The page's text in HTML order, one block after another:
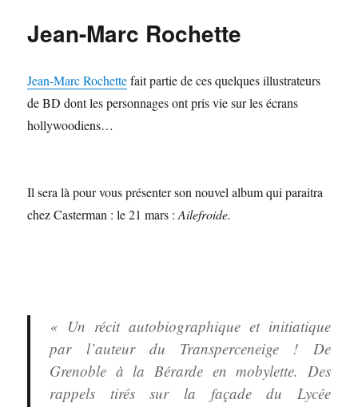
Jean-Marc Rochette
Jean-Marc Rochettefait partie de ces quelques illustrateurs
de BD dont les personnages ont pris vie sur les écrans
hollywoodiens…
Il sera là pour vous présenter son nouvel album qui paraitra
chez Casterman : le 21 mars :Ailefroide.
« Un récit autobiographique et initiatique
par l’auteur du Transperceneige ! De
Grenoble à la Bérarde en mobylette. Des
rappels tirés sur la façade du Lycée